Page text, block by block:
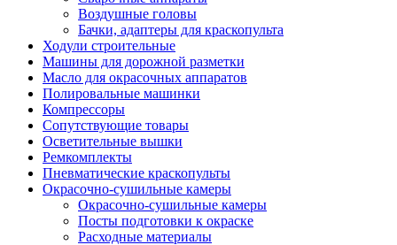
Воздушные головы
Бачки, адаптеры для краскопульта
Ходули строительные
Машины для дорожной разметки
Масло для окрасочных аппаратов
Полировальные машинки
Компрессоры
Сопутствующие товары
Осветительные вышки
Ремкомплекты
Пневматические краскопульты
Окрасочно-сушильные камеры
Окрасочно-сушильные камеры
Посты подготовки к окраске
Расходные материалы